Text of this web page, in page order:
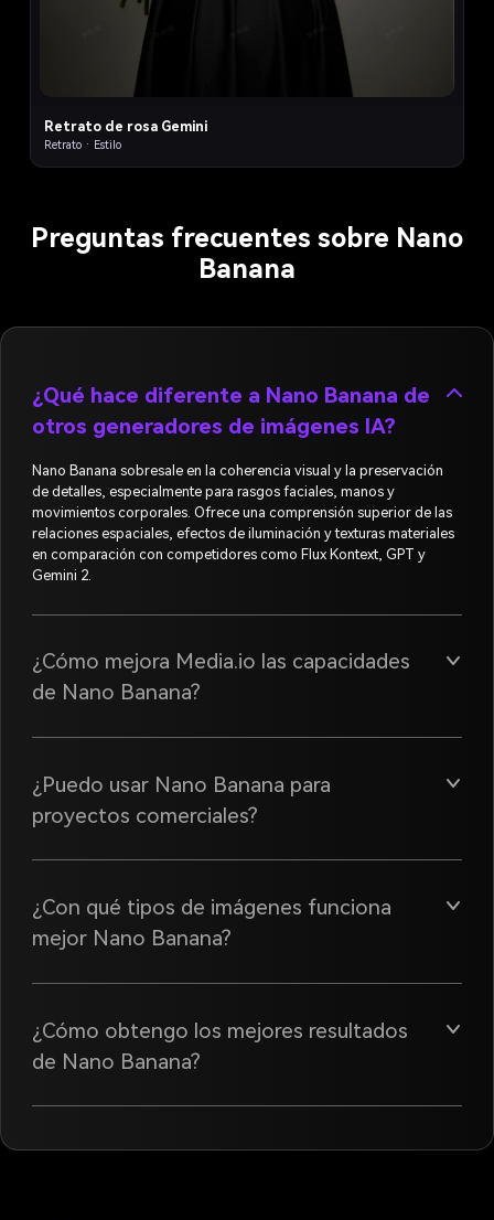
Retrato de rosa Gemini
Retrato · Estilo
Preguntas frecuentes sobre Nano
Banana
¿Qué hace diferente a Nano Banana de
otros generadores de imágenes IA?
Nano Banana sobresale en la coherencia visual y la preservación
de detalles, especialmente para rasgos faciales, manos y
movimientos corporales. Ofrece una comprensión superior de las
relaciones espaciales, efectos de iluminación y texturas materiales
en comparación con competidores como Flux Kontext, GPT y
Gemini 2.
¿Cómo mejora Media.io las capacidades
de Nano Banana?
¿Puedo usar Nano Banana para
proyectos comerciales?
¿Con qué tipos de imágenes funciona
mejor Nano Banana?
¿Cómo obtengo los mejores resultados
de Nano Banana?